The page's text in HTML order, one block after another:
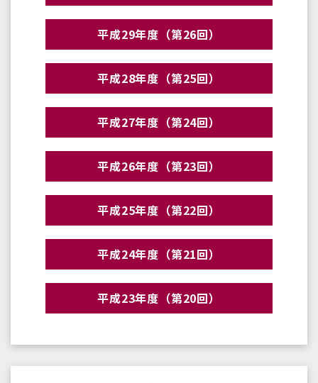
平成29年度（第26回）
平成28年度（第25回）
平成27年度（第24回）
平成26年度（第23回）
平成25年度（第22回）
平成24年度（第21回）
平成23年度（第20回）